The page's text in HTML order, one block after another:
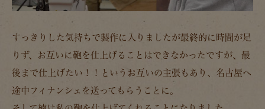
すっきりした気持ちで製作に入りましたが最終的に時間が足
りず、お互いに鞄を仕上げることはできなかったですが、最
後まで仕上げたい！！というお互いの主張もあり、名古屋へ
途中フィナンシェを送ってもらうことに。